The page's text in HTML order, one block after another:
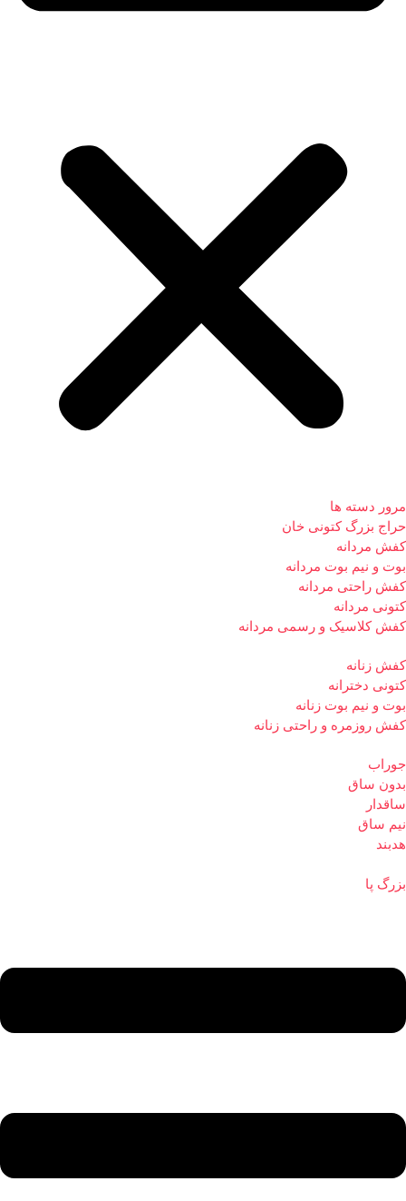
مرور دسته ها
حراج بزرگ کتونی خان
کفش مردانه
بوت و نیم بوت مردانه
کفش راحتی مردانه
کتونی مردانه
کفش کلاسیک و رسمی مردانه
کفش زنانه
کتونی دخترانه
بوت و نیم بوت زنانه
کفش روزمره و راحتی زنانه
جوراب
بدون ساق
ساقدار
نیم ساق
هدبند
بزرگ پا